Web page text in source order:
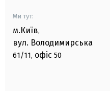
Ми тут:
м.Київ,
вул. Володимирська
61/11, офіс 50